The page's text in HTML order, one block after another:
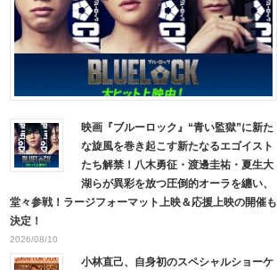
映画『ブルーロック』“青い監獄”に新た
な旋風を巻き起こす新たなるエゴイスト
たち解禁！八木勇征・渡邊圭祐・夏生大
湖らが異彩を放つ圧倒的オーラを纏い、
堂々参戦！ラージフォーマット上映＆応援上映の開催も
決定！
2026/08/10
小林直己、自身初のスペシャルショーケ